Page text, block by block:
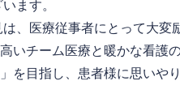
ます。
、医療従事者にとって大変
いチーム医療と暖かな看護
を目指し、患者様に思いや